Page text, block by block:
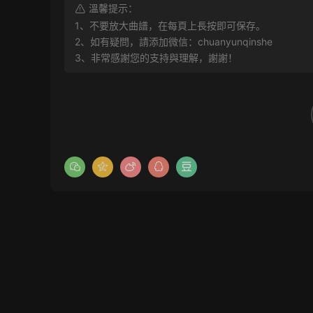
溫馨提示：
1、不要放大曲譜，在每頁上長按即可保存。
2、如有疑問，請添加微信：chuanyunqinshe
3、非常感謝您的支持與理解，謝謝！